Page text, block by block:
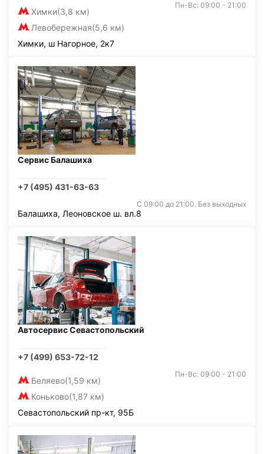
Химки(3,8 км)
Левобережная(5,6 км)
Пн-Вс: 09:00 - 21:00
Химки, ш Нагорное, 2к7
Сервис Балашиха
+7 (495) 431-63-63
С 09:00 до 21:00. Без выходных
Балашиха, Леоновское ш. вл.8
Автосервис Севастопольский
+7 (499) 653-72-12
Беляево(1,59 км)
Коньково(1,87 км)
Пн-Вс: 09:00 - 21:00
Севастопольский пр-кт, 95Б